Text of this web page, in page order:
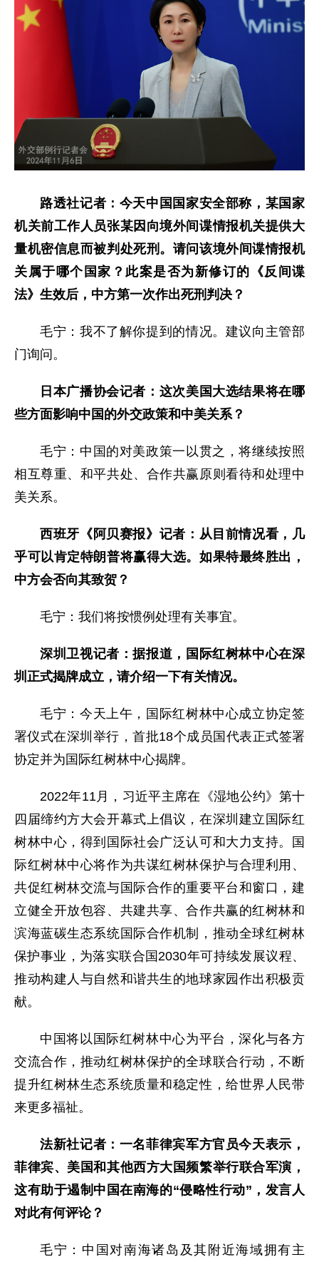
路透社记者：今天中国国家安全部称，某国家
机关前工作人员张某因向境外间谍情报机关提供大
量机密信息而被判处死刑。请问该境外间谍情报机
关属于哪个国家？此案是否为新修订的《反间谍
法》生效后，中方第一次作出死刑判决？
毛宁：我不了解你提到的情况。建议向主管部
门询问。
日本广播协会记者：这次美国大选结果将在哪
些方面影响中国的外交政策和中美关系？
毛宁：中国的对美政策一以贯之，将继续按照
相互尊重、和平共处、合作共赢原则看待和处理中
美关系。
西班牙《阿贝赛报》记者：从目前情况看，几
乎可以肯定特朗普将赢得大选。如果特最终胜出，
中方会否向其致贺？
毛宁：我们将按惯例处理有关事宜。
深圳卫视记者：据报道，国际红树林中心在深
圳正式揭牌成立，请介绍一下有关情况。
毛宁：今天上午，国际红树林中心成立协定签
署仪式在深圳举行，首批18个成员国代表正式签署
协定并为国际红树林中心揭牌。
2022年11月，习近平主席在《湿地公约》第十
四届缔约方大会开幕式上倡议，在深圳建立国际红
树林中心，得到国际社会广泛认可和大力支持。国
际红树林中心将作为共谋红树林保护与合理利用、
共促红树林交流与国际合作的重要平台和窗口，建
立健全开放包容、共建共享、合作共赢的红树林和
滨海蓝碳生态系统国际合作机制，推动全球红树林
保护事业，为落实联合国2030年可持续发展议程、
推动构建人与自然和谐共生的地球家园作出积极贡
献。
中国将以国际红树林中心为平台，深化与各方
交流合作，推动红树林保护的全球联合行动，不断
提升红树林生态系统质量和稳定性，给世界人民带
来更多福祉。
法新社记者：一名菲律宾军方官员今天表示，
菲律宾、美国和其他西方大国频繁举行联合军演，
这有助于遏制中国在南海的“侵略性行动”，发言人
对此有何评论？
毛宁：中国对南海诸岛及其附近海域拥有主